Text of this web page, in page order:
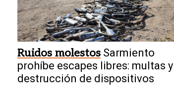
Ruidos molestos Sarmiento
prohíbe escapes libres: multas y
destrucción de dispositivos